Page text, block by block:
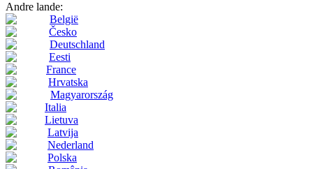
Andre lande:
België
Česko
Deutschland
Eesti
France
Hrvatska
Magyarország
Italia
Lietuva
Latvija
Nederland
Polska